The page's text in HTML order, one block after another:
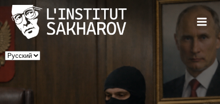
to
content
Выбрать